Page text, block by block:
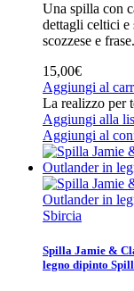
Una spilla con
dettagli celtici e
scozzese e
15,00€
Aggiungi al
La realizzo per
Aggiungi alla
Aggiungi al
Sbircia
Spilla Jamie &
legno dipinto